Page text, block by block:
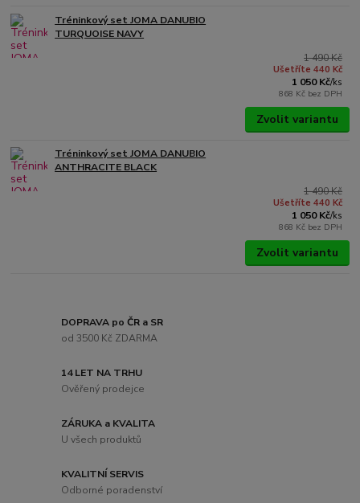
Tréninkový set JOMA DANUBIO
TURQUOISE NAVY
1 490 Kč
Ušetříte 440 Kč
1 050 Kč/ks
868 Kč bez DPH
Zvolit variantu
Tréninkový set JOMA DANUBIO
ANTHRACITE BLACK
1 490 Kč
Ušetříte 440 Kč
1 050 Kč/ks
868 Kč bez DPH
Zvolit variantu
DOPRAVA po ČR a SR
od 3500 Kč ZDARMA
14 LET NA TRHU
Ověřený prodejce
ZÁRUKA a KVALITA
U všech produktů
KVALITNÍ SERVIS
Odborné poradenství